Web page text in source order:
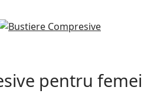
pentru femei